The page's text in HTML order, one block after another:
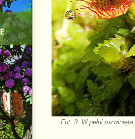
Fot. 3. W pełni